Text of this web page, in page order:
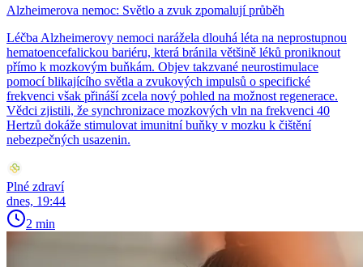
Alzheimerova nemoc: Světlo a zvuk zpomalují průběh
Léčba Alzheimerovy nemoci narážela dlouhá léta na neprostupnou
hematoencefalickou bariéru, která bránila většině léků proniknout
přímo k mozkovým buňkám. Objev takzvané neurostimulace
pomocí blikajícího světla a zvukových impulsů o specifické
frekvenci však přináší zcela nový pohled na možnost regenerace.
Vědci zjistili, že synchronizace mozkových vln na frekvenci 40
Hertzů dokáže stimulovat imunitní buňky v mozku k čištění
nebezpečných usazenin.
Plné zdraví
dnes, 19:44
2 min